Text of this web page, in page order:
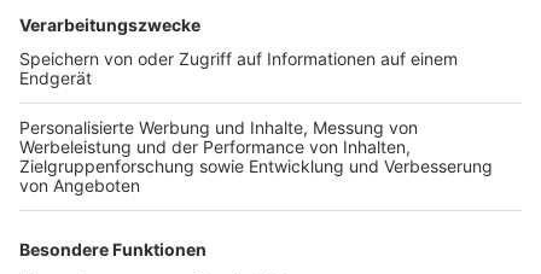
verhindern.
Anzeige
Weitere Meldungen von Rhein und Erft
Anzeige